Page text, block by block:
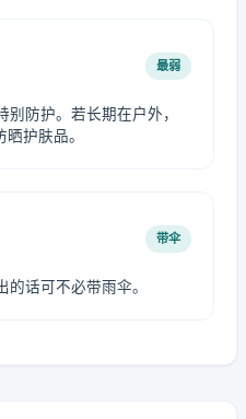
最弱
防护。若长期在户外，
护肤品。
带伞
话可不必带雨伞。